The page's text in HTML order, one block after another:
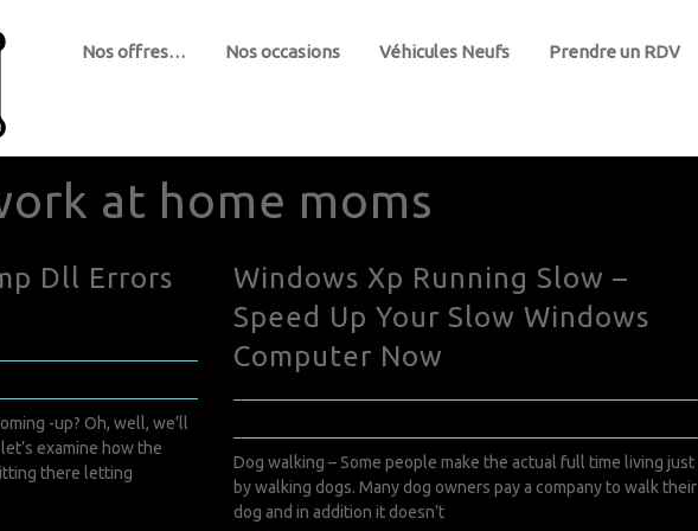
Nos offres… Nos occasions Véhicules Neufs Prendre un RDV
at home moms
Dll Errors
-up? Oh, well, we’ll
examine how the
there letting
Windows Xp Running Slow –
Speed Up Your Slow Windows
Computer Now
Dog walking – Some people make the actual full time living just
by walking dogs. Many dog owners pay a company to walk their
dog and in addition it doesn’t